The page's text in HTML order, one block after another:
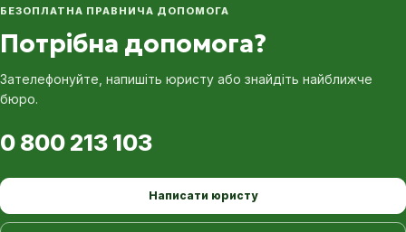
БЕЗОПЛАТНА ПРАВНИЧА ДОПОМОГА
Потрібна допомога?
Зателефонуйте, напишіть юристу або знайдіть найближче
бюро.
0 800 213 103
Написати юристу